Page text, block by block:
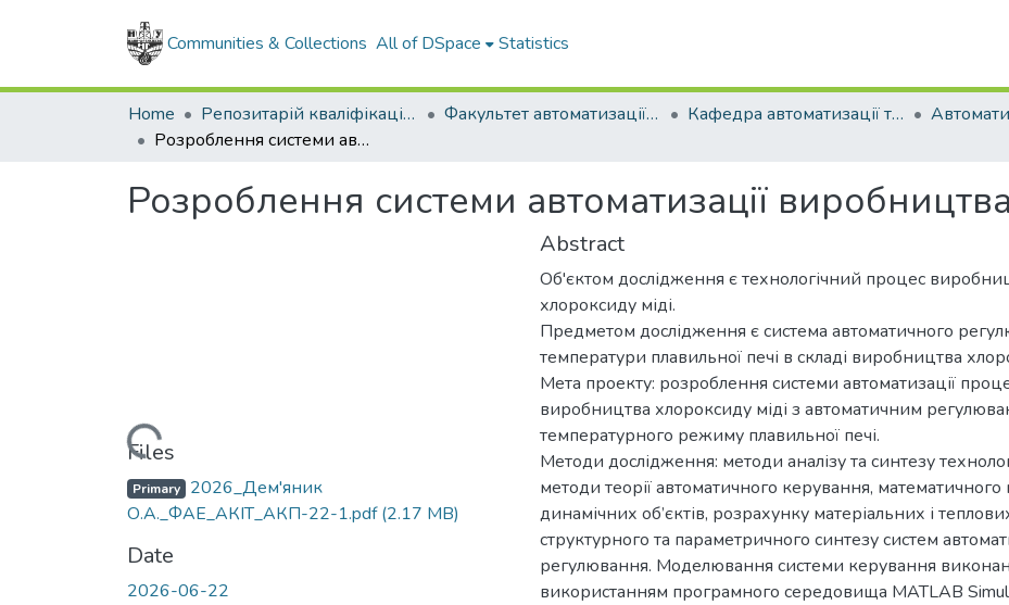
Communities & Collections All of DSpace Statistics
Home Репозитарій кваліфікаційних робіт здобувачів вищої освіти Факультет автоматизації та енергетики Кафедра автоматизації та комп'ютерно-інтегрованих технологій
Розроблення системи автоматизації виробництва хлороксиду міді
Розроблення системи автоматизації
Loading...
Files
Primary 2026_Дем'яник
О.А._ФАЕ_АКІТ_АКП-22-1.pdf(2.17 MB)
Date
2026-06-22
Abstract
Об'єктом дослідження є технологічний процес
хлороксиду міді.
Предметом дослідження є система автоматичного
температури плавильної печі в складі виробництва
Мета проекту: розроблення системи автоматизації
виробництва хлороксиду міді з автоматичним
температурного режиму плавильної печі.
Методи дослідження: методи аналізу та синтезу
методи теорії автоматичного керування,
динамічних об’єктів, розрахунку матеріальних і
структурного та параметричного синтезу систем
регулювання. Моделювання системи керування
використанням програмного середовища MATLAB